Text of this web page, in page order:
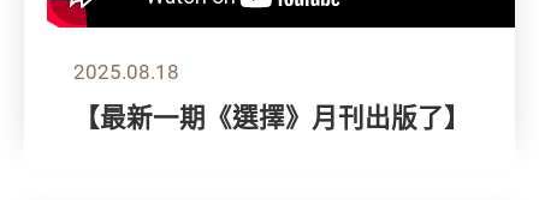
2025.08.18
【最新一期《選擇》月刊出版了】